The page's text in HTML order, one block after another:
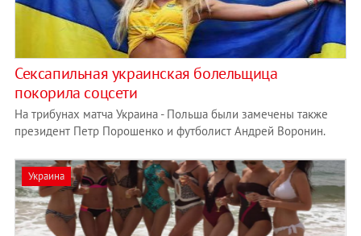
Сексапильная украинская болельщица
покорила соцсети
На трибунах матча Украина - Польша были замечены также
президент Петр Порошенко и футболист Андрей Воронин.
Украина